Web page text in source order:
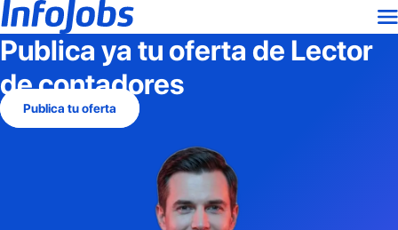
Publica ya tu oferta de Lector
de contadores
Publica tu oferta